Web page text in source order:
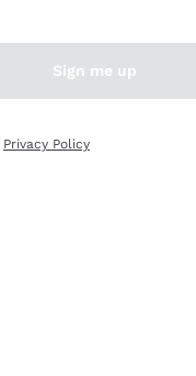
Sign me up
Privacy Policy